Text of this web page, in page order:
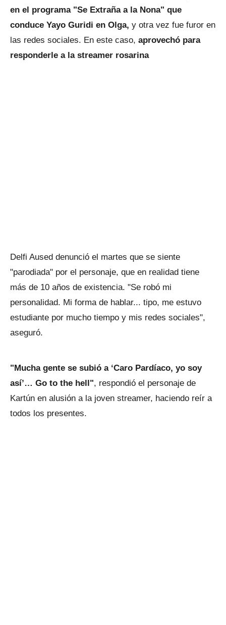
en el programa "Se Extraña a la Nona" que
conduce Yayo Guridi en Olga, y otra vez fue furor en
las redes sociales. En este caso, aprovechó para
responderle a la streamer rosarina
Delfi Aused denunció el martes que se siente
"parodiada" por el personaje, que en realidad tiene
más de 10 años de existencia. "Se robó mi
personalidad. Mi forma de hablar... tipo, me estuvo
estudiante por mucho tiempo y mis redes sociales",
aseguró.
"Mucha gente se subió a ‘Caro Pardíaco, yo soy
así’… Go to the hell", respondió el personaje de
Kartún en alusión a la joven streamer, haciendo reír a
todos los presentes.